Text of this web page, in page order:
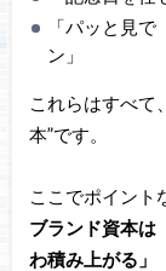
「パッと見
ン」
これらはすべて
本”です。
ここでポイント
ブランド資本は
わ積み上がる」